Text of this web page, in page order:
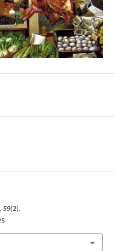
59(2).